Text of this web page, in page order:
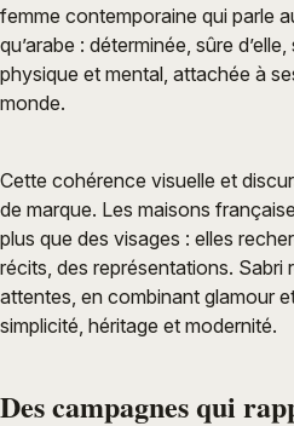
femme contemporaine qui parle
qu’arabe : déterminée, sûre
physique et mental, attachée à
monde.
Cette cohérence visuelle et
de marque. Les maisons
plus que des visages : elles
récits, des représentations. Sabri
attentes, en combinant glamour
simplicité, héritage et modernité.
Des campagnes qui